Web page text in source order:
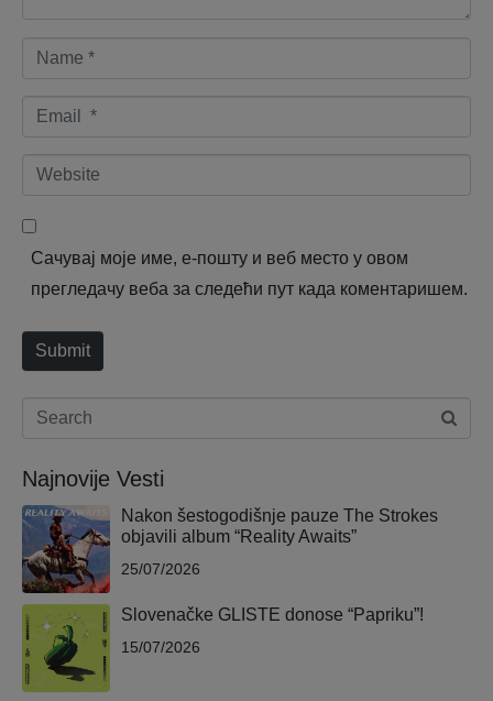
*
a
em
l
W
e
b
Сачувај моје име, е-пошту и веб место у овом
прегледачу веба за следећи пут када коментаришем.
Submit
Najnovije Vesti
Nakon šestogodišnje pauze The Strokes
objavili album “Reality Awaits”
25/07/2026
Slovenačke GLISTE donose “Papriku”!
15/07/2026